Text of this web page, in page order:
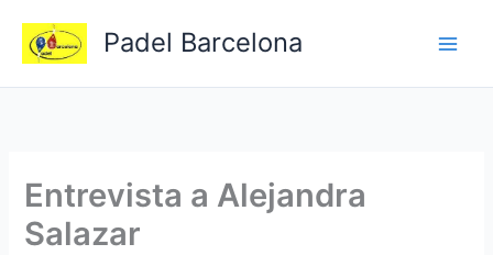
contenido
Padel Barcelona
Entrevista a Alejandra
Salazar